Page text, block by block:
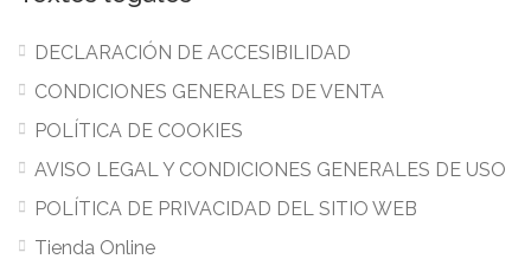
DECLARACIÓN DE ACCESIBILIDAD
CONDICIONES GENERALES DE VENTA
POLÍTICA DE COOKIES
AVISO LEGAL Y CONDICIONES GENERALES DE USO
POLÍTICA DE PRIVACIDAD DEL SITIO WEB
Tienda Online